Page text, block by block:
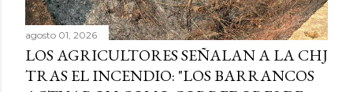
agosto 01, 2026
LOS AGRICULTORES SEÑALAN A LA CHJ
TRAS EL INCENDIO: "LOS BARRANCOS